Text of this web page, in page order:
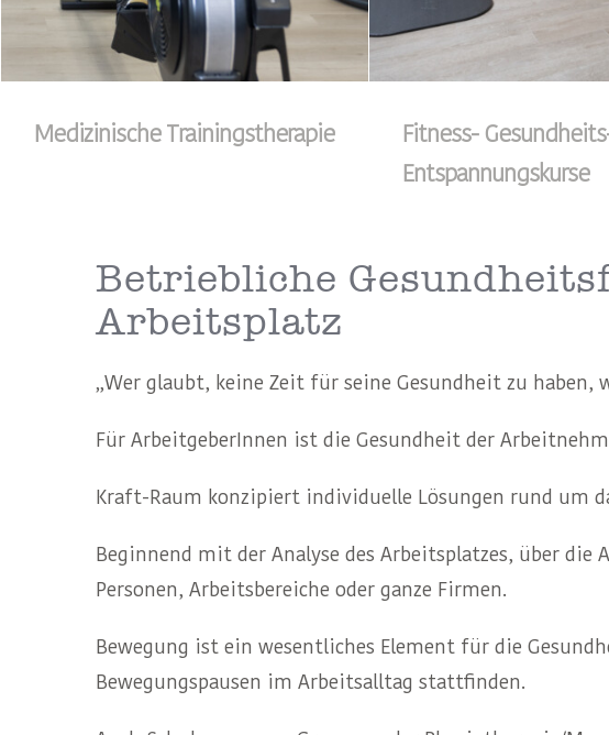
Medizinische Trainingstherapie
Fitness-
Entspannungskurse
Betriebliche
Arbeitsplatz
„Wer glaubt, keine Zeit für seine Gesundheit zu haben,
Für ArbeitgeberInnen ist die Gesundheit der
Kraft-Raum konzipiert individuelle Lösungen rund um
Beginnend mit der Analyse des Arbeitsplatzes, über
Personen, Arbeitsbereiche oder ganze Firmen.
Bewegung ist ein wesentliches Element für die
Bewegungspausen im Arbeitsalltag stattfinden.